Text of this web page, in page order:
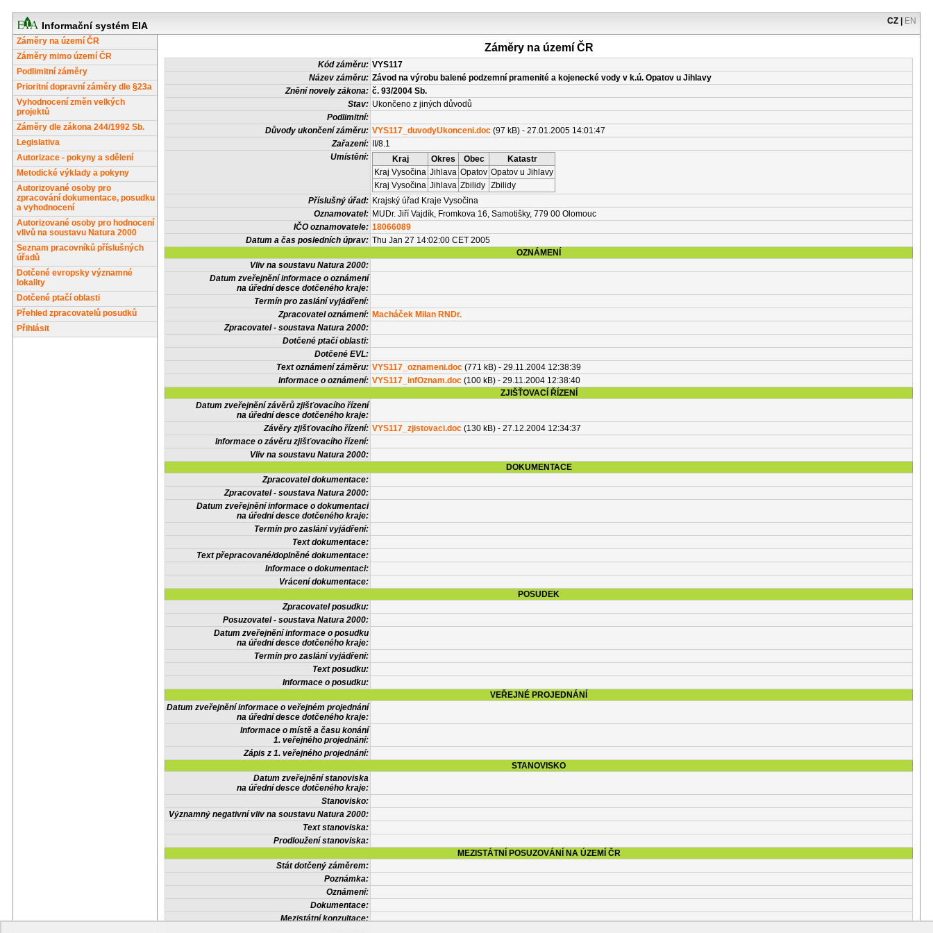
Informační systém EIA CZ EN
Záměry na území ČR
Záměry mimo území ČR
Podlimitní záměry
Prioritní dopravní záměry dle §23a
Vyhodnocení změn velkých
projektů
Záměry dle zákona 244/1992 Sb.
Legislativa
Autorizace - pokyny a sdělení
Metodické výklady a pokyny
Autorizované osoby pro
zpracování dokumentace, posudku
a vyhodnocení
Autorizované osoby pro hodnocení
vlivů na soustavu Natura 2000
Seznam pracovníků příslušných
úřadů
Dotčené evropsky významné
lokality
Dotčené ptačí oblasti
Přehled zpracovatelů posudků
Přihlásit
Záměry na území ČR
Kód záměru: VYS117
Název záměru: Závod na výrobu balené podzemní pramenité a kojenecké vody v k.ú. Opatov u Jihlavy
Znění novely zákona: č. 93/2004 Sb.
Stav: Ukončeno z jiných důvodů
Podlimitní:
Důvody ukončení záměru: VYS117_duvodyUkonceni.doc (97 kB) - 27.01.2005 14:01:47
Zařazení:
II/8.1
Umístění:
Kraj Okres Obec
Katastr
Kraj Vysočina Jihlava Opatov Opatov u Jihlavy
Kraj Vysočina Jihlava Zbilidy Zbilidy
Příslušný úřad: Krajský úřad Kraje Vysočina
Oznamovatel: MUDr. Jiří Vajdík, Fromkova 16, Samotišky, 779 00 Olomouc
IČO oznamovatele: 18066089
Datum a čas posledních úprav: Thu Jan 27 14:02:00 CET 2005
OZNÁMENÍ
Vliv na soustavu Natura 2000:
Datum zveřejnění informace o oznámení
na úřední desce dotčeného kraje:
Termín pro zaslání vyjádření:
Zpracovatel oznámení: Macháček Milan RNDr.
Zpracovatel - soustava Natura 2000:
Dotčené ptačí oblasti:
Dotčené EVL:
Text oznámení záměru: VYS117_oznameni.doc (771 kB) - 29.11.2004 12:38:39
Informace o oznámení: VYS117_infOznam.doc (100 kB) - 29.11.2004 12:38:40
ZJIŠŤOVACÍ ŘÍZENÍ
Datum zveřejnění závěrů zjišťovacího řízení
na úřední desce dotčeného kraje:
Závěry zjišťovacího řízení: VYS117_zjistovaci.doc (130 kB) - 27.12.2004 12:34:37
Informace o závěru zjišťovacího řízení:
Vliv na soustavu Natura 2000:
DOKUMENTACE
Zpracovatel dokumentace:
Zpracovatel - soustava Natura 2000:
Datum zveřejnění informace o dokumentaci
na úřední desce dotčeného kraje:
Termín pro zaslání vyjádření:
Text dokumentace:
Text přepracované/doplněné dokumentace:
Informace o dokumentaci:
Vrácení dokumentace:
POSUDEK
Zpracovatel posudku:
Posuzovatel - soustava Natura 2000:
Datum zveřejnění informace o posudku
na úřední desce dotčeného kraje:
Termín pro zaslání vyjádření:
Text posudku:
Informace o posudku:
VEŘEJNÉ PROJEDNÁNÍ
Datum zveřejnění informace o veřejném projednání
na úřední desce dotčeného kraje:
Informace o místě a času konání
1. veřejného projednání:
Zápis z 1. veřejného projednání:
STANOVISKO
Datum zveřejnění stanoviska
na úřední desce dotčeného kraje:
Stanovisko:
Významný negativní vliv na soustavu Natura 2000:
Text stanoviska:
Prodloužení stanoviska:
MEZISTÁTNÍ POSUZOVÁNÍ NA ÚZEMÍ ČR
Stát dotčený záměrem:
Poznámka:
Oznámení:
Dokumentace:
Mezistátní konzultace: